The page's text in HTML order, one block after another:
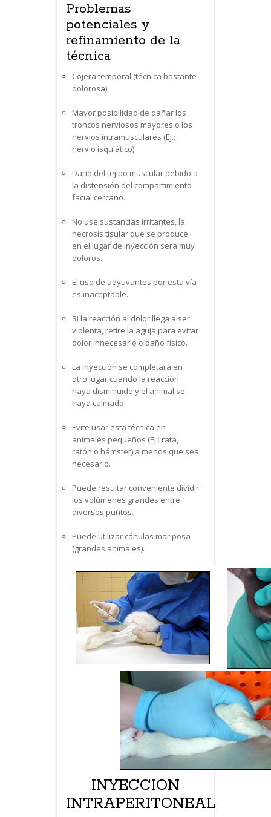
Problemas
potenciales y
refinamiento de la
técnica
Cojera temporal (técnica bastante
dolorosa).
Mayor posibilidad de dañar los
troncos nerviosos mayores o los
nervios intramusculares (Ej.:
nervio isquiático).
Daño del tejido muscular debido a
la distensión del compartimiento
facial cercano.
No use sustancias irritantes, la
necrosis tisular que se produce
en el lugar de inyección será muy
doloros.
El uso de adyuvantes por esta vía
es inaceptable.
Si la reacción al dolor llega a ser
violenta, retire la aguja para evitar
dolor innecesario o daño físico.
La inyección se completará en
otro lugar cuando la reacción
haya disminuido y el animal se
haya calmado.
Evite usar esta técnica en
animales pequeños (Ej.: rata,
ratón o hámster) a menos que sea
necesario.
Puede resultar conveniente dividir
los volúmenes grandes entre
diversos puntos.
Puede utilizar cánulas mariposa
(grandes animales).
INYECCION
INTRAPERITONEAL